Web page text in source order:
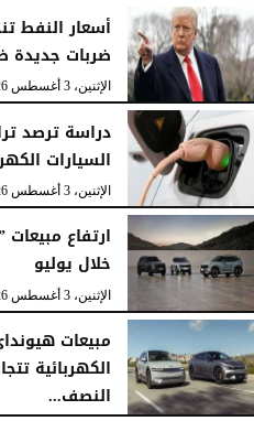
أسعار النفط
ضربات جديدة
الإثنين، 3 أغسطس 2026
دراسة ترصد
السيارات
الإثنين، 3 أغسطس 2026
خلال يوليو
الإثنين، 3 أغسطس 2026
مبيعات
النصف...